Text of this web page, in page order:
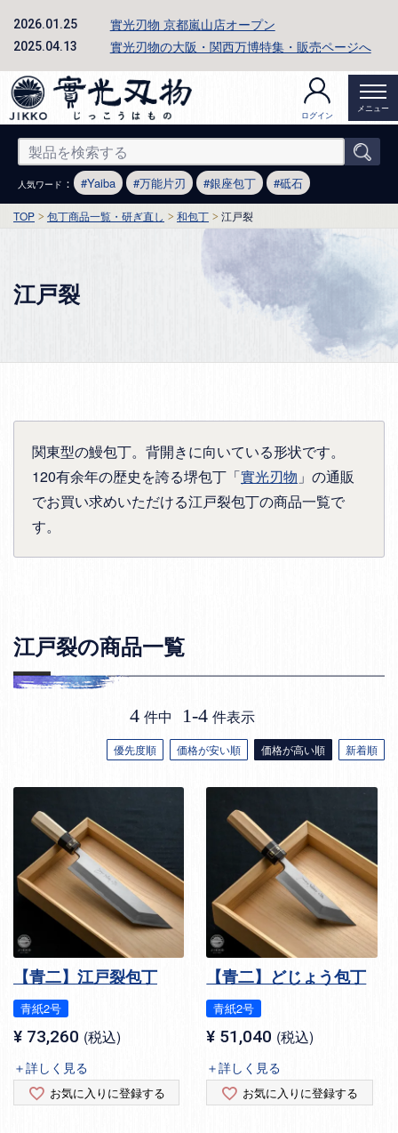
2026.01.25 實光刃物 京都嵐山店オープン
2025.04.13 實光刃物の大阪・関西万博特集・販売ページへ
ログイン
メニュー
人気ワード ： Yaiba 万能片刃 銀座包丁 砥石
TOP 包丁商品一覧・研ぎ直し 和包丁 江戸裂
江戸裂
関東型の鰻包丁。背開きに向いている形状です。
120有余年の歴史を誇る堺包丁「實光刃物 」の通販
でお買い求めいただける江戸裂包丁の商品一覧で
す。
江戸裂の商品一覧
優先度順 価格が安い順 価格が高い順 新着順
4 件中 1-4 件表示
【青二】江戸裂包丁
青紙2号
¥ 73,260 税込
＋詳しく見る
お気に入りに登録する
【青二】どじょう包丁
青紙2号
¥ 51,040 税込
＋詳しく見る
お気に入りに登録する